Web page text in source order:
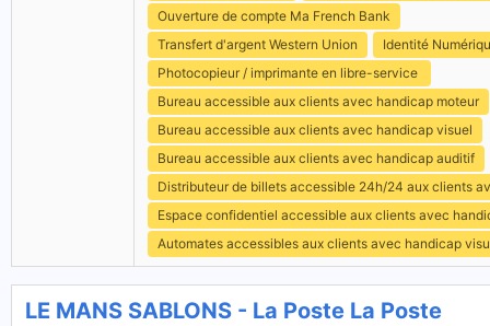
Ouverture de compte Ma French Bank
Transfert d'argent Western Union
Identité
Photocopieur / imprimante en libre-service
Bureau accessible aux clients avec handicap moteur
Bureau accessible aux clients avec handicap visuel
Bureau accessible aux clients avec handicap auditif
Distributeur de billets accessible 24h/24 aux clients
Espace confidentiel accessible aux clients avec
Automates accessibles aux clients avec handicap
LE MANS SABLONS - La Poste La Poste